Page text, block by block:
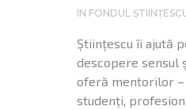
IN FONDUL
Științescu îi ajută
descopere sensul
oferă mentorilor
studenți,